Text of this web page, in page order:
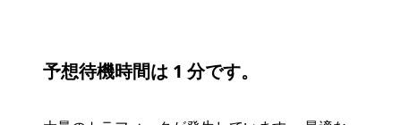
予想待機時間は 1 分です。